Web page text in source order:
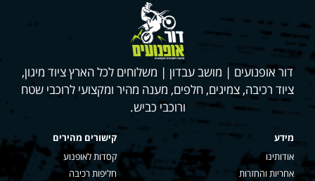
דור אופנועים | מושב עבדון | משלוחים לכל הארץ ציוד מיגון,
ציוד רכיבה, צמיגים, חלפים, מענה מהיר ומקצועי לרוכבי שטח
ורוכבי כביש.
מידע
אודותינו
אחריות והחזרות
קישורים מהירים
קסדות לאופנוע
חליפות רכיבה